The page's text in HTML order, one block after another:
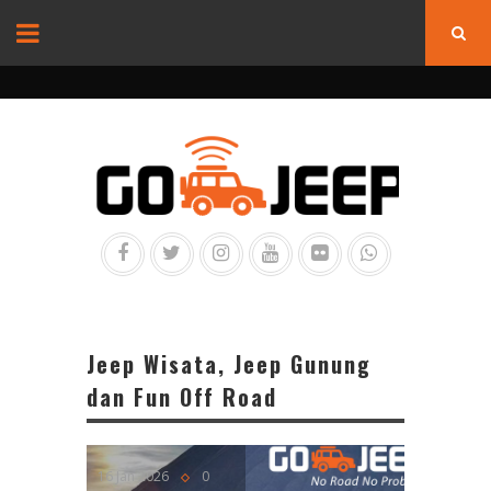
Jeep Wisata, Jeep Gunung
dan Fun Off Road
16 Jan 2026 0